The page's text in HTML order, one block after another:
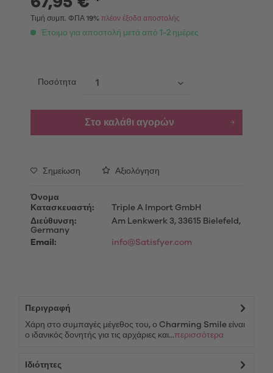
Τιμή συμπ. ΦΠΑ 19% πλέον έξοδα αποστολής
Έτοιμο για αποστολή μετά από 1-2 ημέρες
Ποσότητα
Στο καλάθι αγορών
Σημείωση Αξιολόγηση
Όνομα
Κατασκευαστή:
Triple A Import GmbH
Διεύθυνση:
Am Lenkwerk 3, 33615 Bielefeld,
Germany
Email:
info@Satisfyer.com
Περιγραφή
Χάρη στο συμπαγές μέγεθος του, ο Charming Smile είναι
ο ιδανικός δονητής για τις αρχάριες και...περισσότερα
Ιδιότητες